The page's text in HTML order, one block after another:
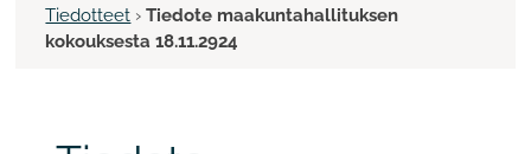
Tiedotteet ›Tiedote maakuntahallituksen
kokouksesta 18.11.2924